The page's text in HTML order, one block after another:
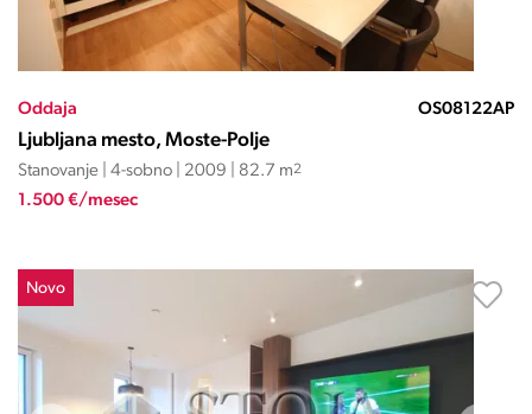
Oddaja OS08122AP
Ljubljana mesto, Moste-Polje
Stanovanje | 4-sobno | 2009 | 82.7 m2
1.500 €/mesec
Novo